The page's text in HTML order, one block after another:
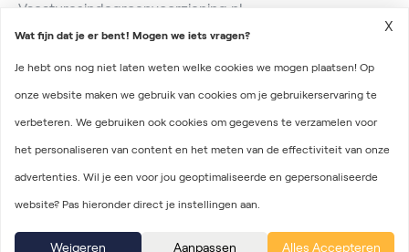
Vacaturesindegroenvoorziening.nl
Privacyverklaring
Onderdeel van Irys Vacaturelab
Wat fijn dat je er bent! Mogen we iets vragen?
Je hebt ons nog niet laten weten welke cookies we mogen plaatsen! Op
onze website maken we gebruik van cookies om je gebruikerservaring te
verbeteren. We gebruiken ook cookies om gegevens te verzamelen voor
het personaliseren van content en het meten van de effectiviteit van onze
advertenties. Wil je een voor jou geoptimaliseerde en gepersonaliseerde
website? Pas hieronder direct je instellingen aan.
Weigeren Aanpassen Alles Accepteren
X